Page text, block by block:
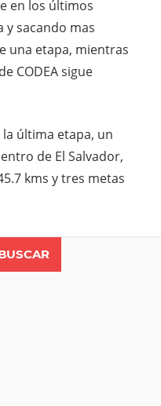
en los últimos
y sacando mas
una etapa, mientras
CODEA sigue
última etapa, un
de El Salvador,
kms y tres metas